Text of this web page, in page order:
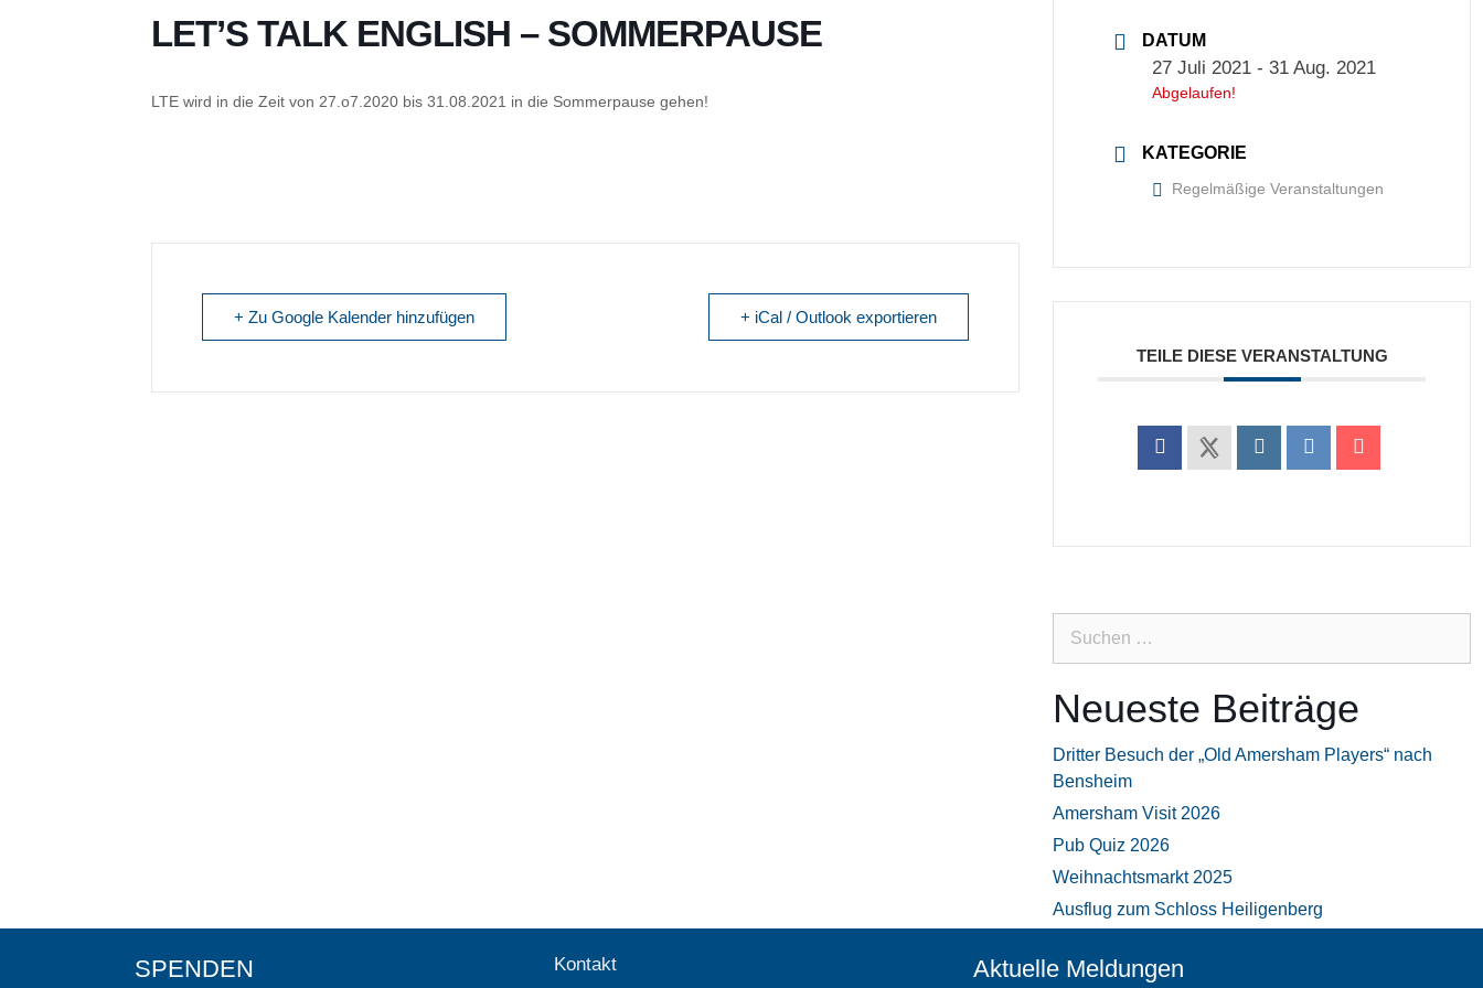
LET’S TALK ENGLISH – SOMMERPAUSE
LTE wird in die Zeit von 27.o7.2020 bis 31.08.2021 in die Sommerpause gehen!
+ Zu Google Kalender hinzufügen + iCal / Outlook exportieren
DATUM
27 Juli 2021 - 31 Aug. 2021
Abgelaufen!
KATEGORIE
Regelmäßige Veranstaltungen
TEILE DIESE VERANSTALTUNG
Neueste Beiträge
Dritter Besuch der „Old Amersham Players“ nach
Bensheim
Amersham Visit 2026
Pub Quiz 2026
Weihnachtsmarkt 2025
Ausflug zum Schloss Heiligenberg
SPENDEN Kontakt Aktuelle Meldungen